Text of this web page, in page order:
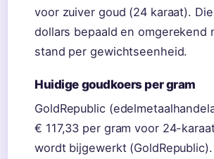
voor zuiver goud (24 karaat).
dollars bepaald en omgerekend
stand per gewichtseenheid.
Huidige goudkoers per gram
GoldRepublic
€ 117,33 per gram voor 24-
wordt bijgewerkt (GoldRepublic).